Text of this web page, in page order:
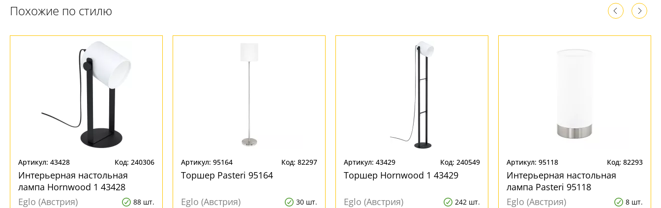
Похожие по стилю
Артикул: 43428 Код: 240306
Интерьерная настольная
лампа Hornwood 1 43428
Eglo (Австрия)
88 шт.
Артикул: 95164 Код: 82297
Торшер Pasteri 95164
Eglo (Австрия) 30 шт.
Артикул: 43429 Код: 240549
Торшер Hornwood 1 43429
Eglo (Австрия) 242 шт.
Артикул: 95118 Код: 82293
Интерьерная настольная
лампа Pasteri 95118
Eglo (Австрия)
8 шт.